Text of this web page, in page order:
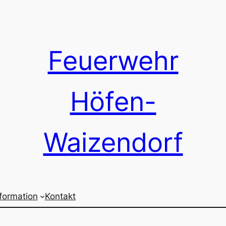
Feuerwehr
Höfen-
Waizendorf
Kontakt